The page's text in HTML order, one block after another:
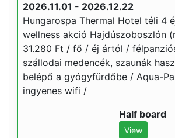
2026.11.01 - 2026.12.22
Hungarospa Thermal Hotel téli 4
wellness akció Hajdúszoboszlón
31.280 Ft / fő / éj ártól /
szállodai medencék, szaunák
belépő a gyógyfürdőbe / Aqua-
ingyenes wifi /
Half board
View